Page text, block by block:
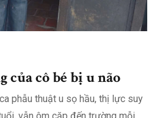
của cô bé bị u não
phẫu thuật u sọ hầu, thị lực suy
vẫn ôm cặp đến trường mỗi